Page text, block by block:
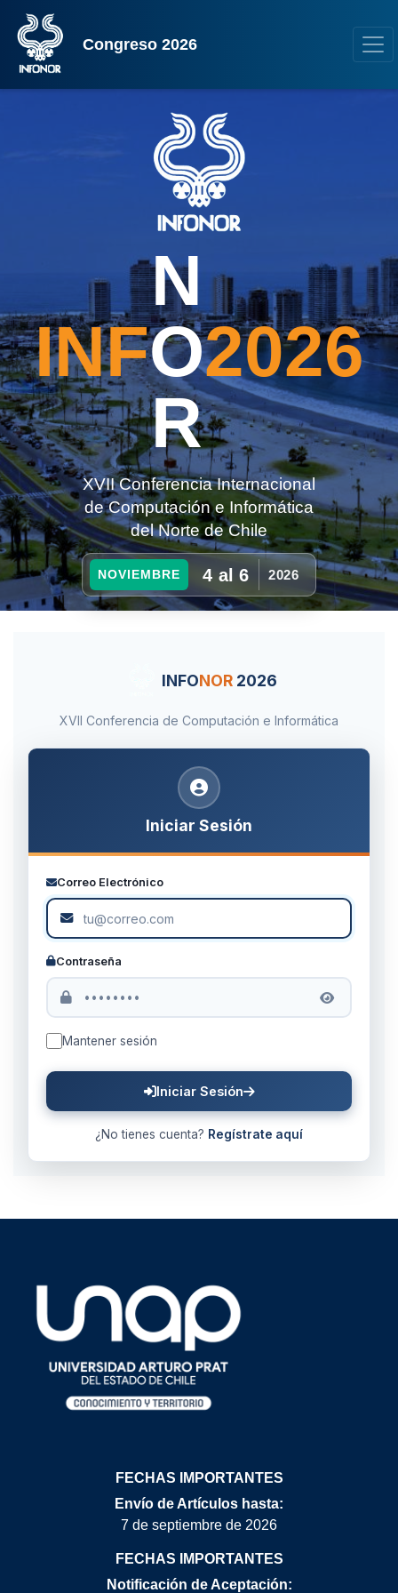
Congreso 2026
INF
N
O
R
2026
XVII Conferencia Internacional
de Computación e Informática
del Norte de Chile
NOVIEMBRE 4 al 6 2026
INFONOR2026
XVII Conferencia de Computación e Informática
Iniciar Sesión
Correo Electrónico
Contraseña
Mantener sesión
Iniciar Sesión
¿No tienes cuenta? Regístrate aquí
FECHAS IMPORTANTES
Envío de Artículos hasta:
7 de septiembre de 2026
FECHAS IMPORTANTES
Notificación de Aceptación: